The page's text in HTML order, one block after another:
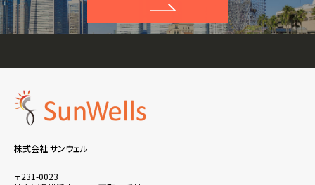
株式会社 サンウェル
〒231-0023